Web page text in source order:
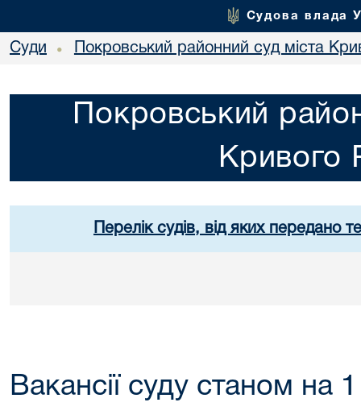
Судова влада
Суди • Покровський районний суд міста
Покровський
Кривого
Перелік судів, від яких передано
Вакансії суду станом на